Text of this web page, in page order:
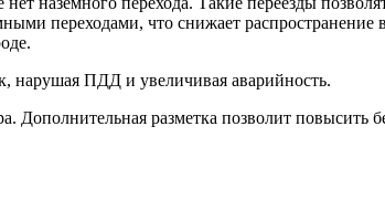
переходами, что снижает распространение
нарушая ПДД и увеличивая аварийность.
Дополнительная разметка позволит повысить